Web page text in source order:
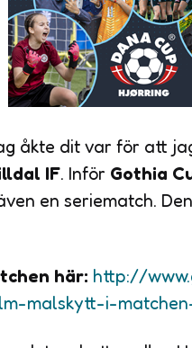
åkte dit var för att
IF. Inför Gothia
en seriematch.
här: http://
malskytt-i-